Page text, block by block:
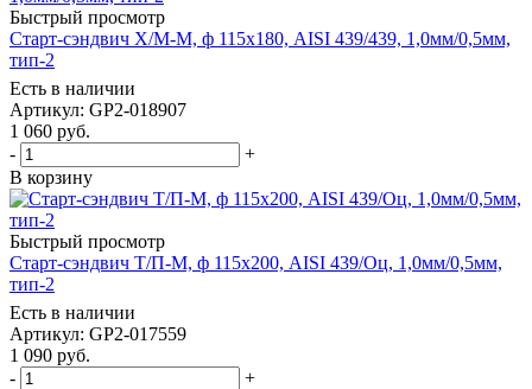
Быстрый просмотр
Старт-сэндвич Х/М-М, ф 115х180, AISI 439/439, 1,0мм/0,5мм,
тип-2
Есть в наличии
Артикул: GP2-018907
1 060 руб.
-
+
В корзину
Быстрый просмотр
Старт-сэндвич Т/П-М, ф 115х200, AISI 439/Оц, 1,0мм/0,5мм,
тип-2
Есть в наличии
Артикул: GP2-017559
1 090 руб.
-
+